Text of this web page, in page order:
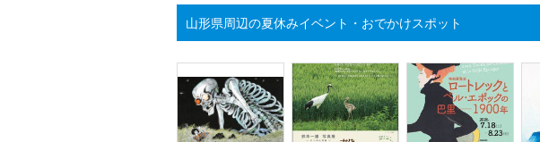
山形県周辺の夏休みイベント・おでかけスポット